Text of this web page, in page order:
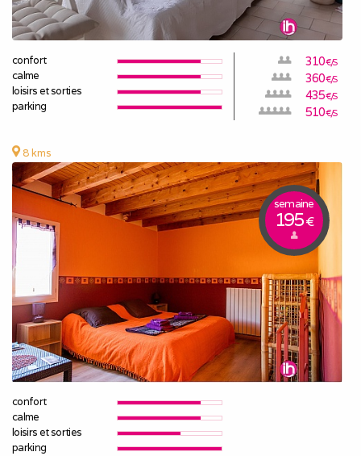
confort
calme
loisirs et sorties
parking
310€/S
360€/S
435€/S
510€/S
8 kms
semaine
195€
confort
calme
loisirs et sorties
parking